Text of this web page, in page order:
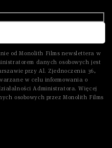
od Monolith Films newslettera w
danych osobowych jest
przy Al. Zjednoczenia 36,
w celu informowania o
Administratora. Więcej
osobowych przez Monolith Films